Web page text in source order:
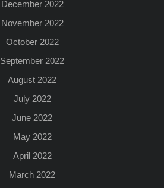
December 2022
November 2022
October 2022
September 2022
August 2022
July 2022
June 2022
May 2022
April 2022
March 2022